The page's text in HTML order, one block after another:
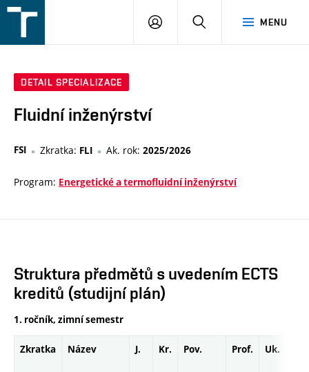
v
MENU
PŘIHLÁŠENÍ
DETAIL SPECIALIZACE
Fluidní inženýrství
FSI Zkratka: FLI Ak. rok: 2025/2026
Program: Energetické a termofluidní inženýrství
Struktura předmětů s uvedením ECTS
kreditů (studijní plán)
1. ročník, zimní semestr
Zkratka Název J. Kr. Pov. Prof. Uk.